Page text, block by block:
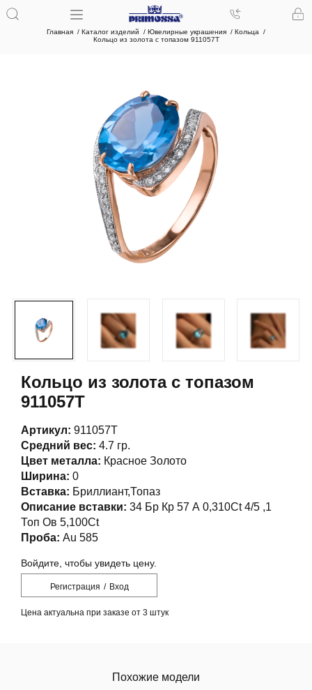
Главная Каталог изделий Ювелирные украшения
Кольца
Кольцо из золота с топазом 911057Т
Кольцо из золота с топазом
911057Т
Артикул: 911057Т
Средний вес: 4.7 гр.
Цвет металла: Красное Золото
Ширина: 0
Вставка: Бриллиант,Топаз
Описание вставки: 34 Бр Кр 57 А 0,310Ct 4/5 ,1
Топ Ов 5,100Ct
Проба: Au 585
Войдите, чтобы увидеть цену.
Регистрация / Вход
Цена актуальна при заказе от 3 штук
Похожие модели